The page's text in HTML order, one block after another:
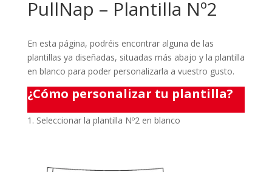
PullNap – Plantilla Nº2
En esta página, podréis encontrar alguna de las
plantillas ya diseñadas, situadas más abajo y la plantilla
en blanco para poder personalizarla a vuestro gusto.
¿Cómo personalizar tu plantilla?
Seleccionar la plantilla Nº2 en blanco